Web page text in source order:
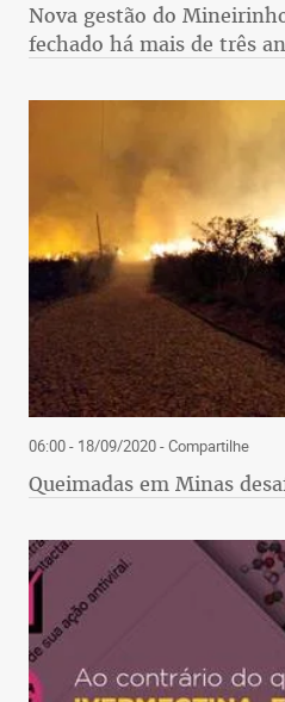
Nova gestão do
fechado há mais de três
06:00 - 18/09/2020- Compartilhe
Queimadas em Minas